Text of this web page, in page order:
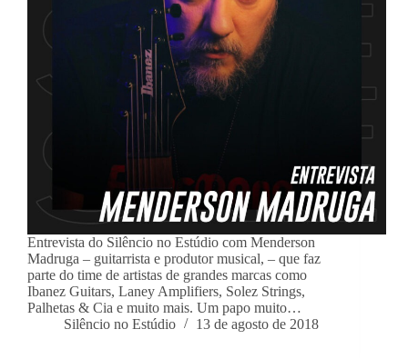
Entrevista do Silêncio no Estúdio com Menderson
Madruga – guitarrista e produtor musical, – que faz
parte do time de artistas de grandes marcas como
Ibanez Guitars, Laney Amplifiers, Solez Strings,
Palhetas & Cia e muito mais. Um papo muito…
Silêncio no Estúdio
13 de agosto de 2018